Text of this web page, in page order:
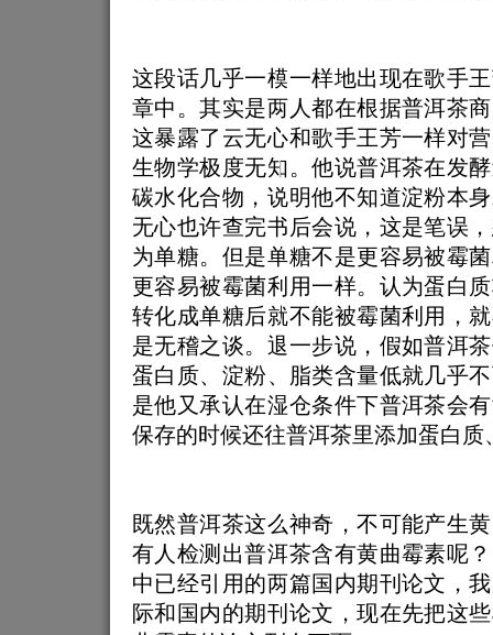
这段话几乎一模一样地出现在歌手
章中。其实是两人都在根据普洱茶
这暴露了云无心和歌手王芳一样对
生物学极度无知。他说普洱茶在发
碳水化合物，说明他不知道淀粉本
无心也许查完书后会说，这是笔误
为单糖。但是单糖不是更容易被霉
更容易被霉菌利用一样。认为蛋白
转化成单糖后就不能被霉菌利用，
是无稽之谈。退一步说，假如普洱
蛋白质、淀粉、脂类含量低就几乎
是他又承认在湿仓条件下普洱茶会
保存的时候还往普洱茶里添加蛋白质
既然普洱茶这么神奇，不可能产生
有人检测出普洱茶含有黄曲霉素呢
中已经引用的两篇国内期刊论文，
际和国内的期刊论文，现在先把这